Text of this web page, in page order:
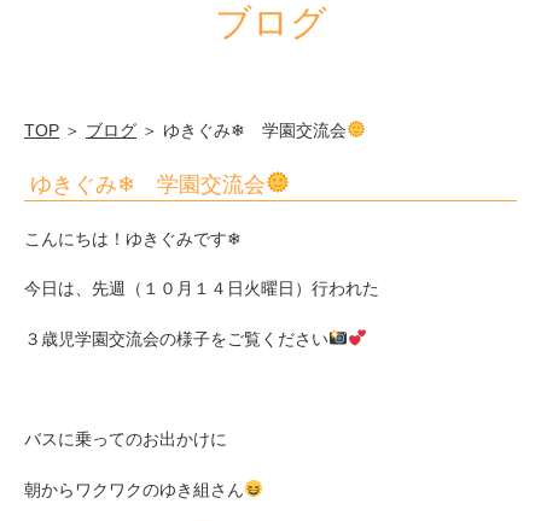
ブログ
TOP ＞ ブログ ＞ ゆきぐみ❄ 学園交流会
ゆきぐみ❄ 学園交流会
こんにちは！ゆきぐみです❄
今日は、先週（１０月１４日火曜日）行われた
３歳児学園交流会の様子をご覧ください
バスに乗ってのお出かけに
朝からワクワクのゆき組さん